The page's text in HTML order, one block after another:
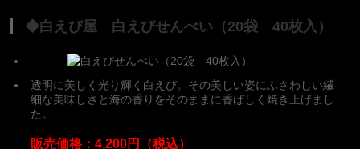
◆白えび屋 白えびせんべい（20袋 40枚入）
透明に美しく光り輝く白えび。その美しい姿にふさわしい繊
細な美味しさと海の香りをそのままに香ばしく焼き上げまし
た。
販売価格：4,200円（税込）